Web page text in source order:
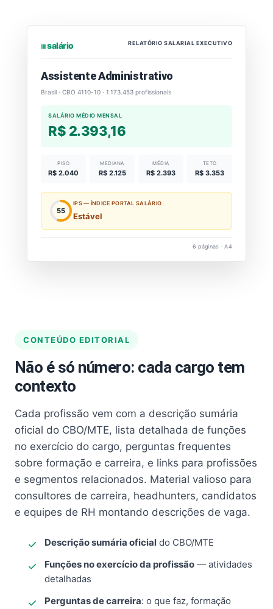
⏐⏐⏐ salário RELATÓRIO SALARIAL EXECUTIVO
Assistente Administrativo
Brasil · CBO 4110-10 · 1.173.453 profissionais
SALÁRIO MÉDIO MENSAL
R$ 2.393,16
PISO
R$ 2.040
MEDIANA
R$ 2.125
MÉDIA
R$ 2.393
TETO
R$ 3.353
55
IPS — ÍNDICE PORTAL SALÁRIO
Estável
6 páginas · A4
CONTEÚDO EDITORIAL
Não é só número: cada cargo tem
contexto
Cada profissão vem com a descrição sumária
oficial do CBO/MTE, lista detalhada de funções
no exercício do cargo, perguntas frequentes
sobre formação e carreira, e links para profissões
e segmentos relacionados. Material valioso para
consultores de carreira, headhunters, candidatos
e equipes de RH montando descrições de vaga.
Descrição sumária oficial do CBO/MTE
Funções no exercício da profissão — atividades
detalhadas
Perguntas de carreira: o que faz, formação